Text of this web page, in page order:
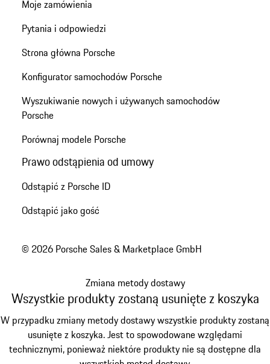
Moje zamówienia
Pytania i odpowiedzi
Strona główna Porsche
Konfigurator samochodów Porsche
Wyszukiwanie nowych i używanych samochodów
Porsche
Porównaj modele Porsche
Prawo odstąpienia od umowy
Odstąpić z Porsche ID
Odstąpić jako gość
© 2026 Porsche Sales & Marketplace GmbH
Zmiana metody dostawy
Wszystkie produkty zostaną usunięte z koszyka
W przypadku zmiany metody dostawy wszystkie produkty zostaną
usunięte z koszyka. Jest to spowodowane względami
technicznymi, ponieważ niektóre produkty nie są dostępne dla